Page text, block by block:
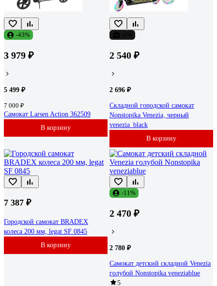
-43%
3 979 ₽
5 499 ₽
7 000 ₽
Самокат Larsen Action 362509
В корзину
2 540 ₽
2 696 ₽
Складной городской самокат
Nonstopika Venezia, черный
venezia_black
В корзину
7 387 ₽
Городской самокат BRADEX
колеса 200 мм, legat SF 0845
В корзину
-11%
2 470 ₽
2 780 ₽
Самокат детский складной Venezia
голубой Nonstopika veneziablue
5